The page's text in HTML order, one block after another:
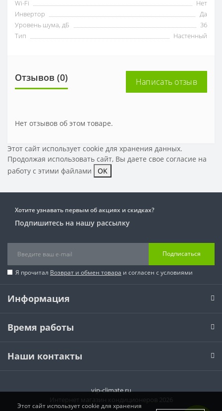
Wi-Fi
Нет
Инвертор
Да
Уровень шума, дБ
36
Тип
Настенный
Отзывов (0) Написать отзыв
Нет отзывов об этом товаре.
Этот сайт использует cookie для хранения данных.
Продолжая использовать сайт, Вы даете свое согласие на
работу с этими файлами
OK
Хотите узнавать первым об акциях и скидках?
Подпишитесь на нашу рассылку
Подписаться
Я прочитал Возврат и обмен товара и согласен с условиями
Информация
Время работы
Наши контакты
vip-climate.ru
Интернет магазин кондиционеров 2026
Этот сайт использует cookie для хранения